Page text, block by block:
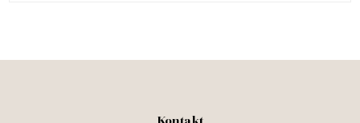
Kontakt